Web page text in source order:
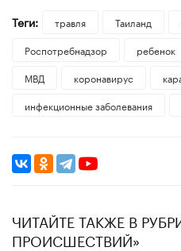
Теги:
травля Таиланд
Роспотребнадзор
ребенок
МВД
коронавирус
инфекционные заболевания
ЧИТАЙТЕ ТАКЖЕ В
ПРОИСШЕСТВИЙ»